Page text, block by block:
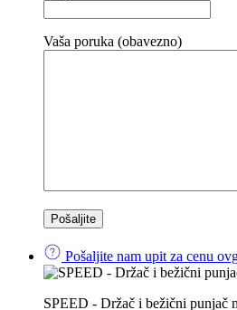
Vaša poruka (obavezno)
Pošaljite nam upit za cenu
SPEED - Držač i bežični punjač